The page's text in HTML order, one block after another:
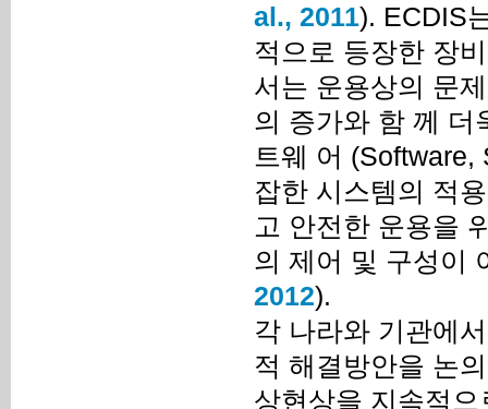
al., 2011). ECDIS
적으로 등장한 장
서는 운용상의 문
의 증가와 함 께 더
트웨 어 (Software,
잡한 시스템의 적
고 안전한 운용을
의 제어 및 구성이
2012).
각 나라와 기관에
적 해결방안을 논
상현상을 지속적